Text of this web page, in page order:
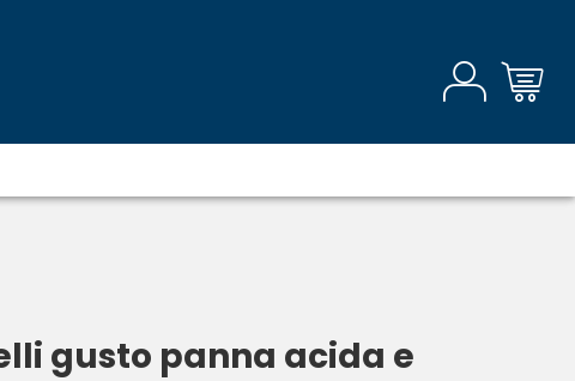
gusto panna acida e